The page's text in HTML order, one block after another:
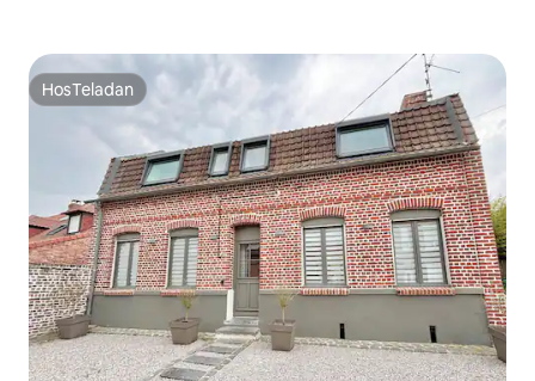
HosTeladan
HosTeladan